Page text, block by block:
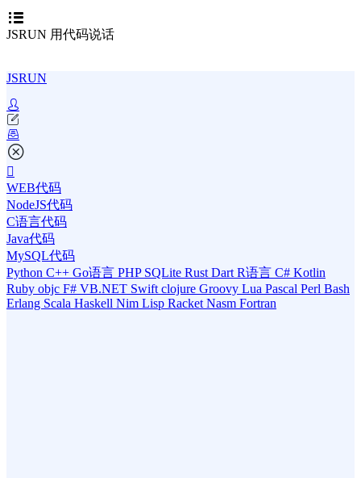
JSRUN 用代码说话
JSRUN
WEB代码
NodeJS代码
C语言代码
Java代码
MySQL代码
Python C++ Go语言 PHP SQLite Rust Dart R语言 C# Kotlin
Ruby objc F# VB.NET Swift clojure Groovy Lua Pascal Perl Bash
Erlang Scala Haskell Nim Lisp Racket Nasm Fortran